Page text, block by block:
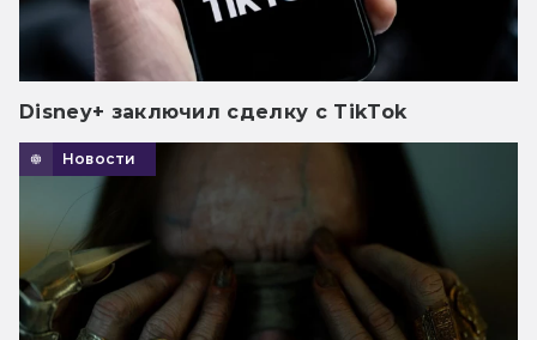
Disney+ заключил сделку с TikTok
Новости